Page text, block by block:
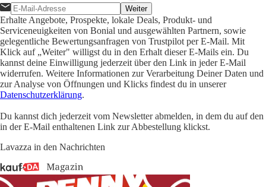
Weiter
Erhalte Angebote, Prospekte, lokale Deals, Produkt- und
Serviceneuigkeiten von Bonial und ausgewählten Partnern, sowie
gelegentliche Bewertungsanfragen von Trustpilot per E-Mail. Mit
Klick auf „Weiter" willigst du in den Erhalt dieser E-Mails ein. Du
kannst deine Einwilligung jederzeit über den Link in jeder E-Mail
widerrufen. Weitere Informationen zur Verarbeitung Deiner Daten und
zur Analyse von Öffnungen und Klicks findest du in unserer
Datenschutzerklärung.
Du kannst dich jederzeit vom Newsletter abmelden, in dem du auf den
in der E-Mail enthaltenen Link zur Abbestellung klickst.
Lavazza in den Nachrichten